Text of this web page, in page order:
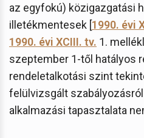
az egyfokú) közigazgatási
illetékmentesek [1990. évi
1990. évi XCIII. tv. 1.
szeptember 1-től hatályos
rendeletalkotási szint
felülvizsgált
alkalmazási tapasztalata